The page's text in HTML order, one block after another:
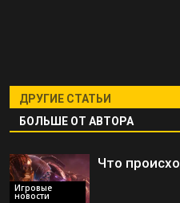
ДРУГИЕ СТАТЬИ
БОЛЬШЕ ОТ АВТОРА
Игровые
новости
Что